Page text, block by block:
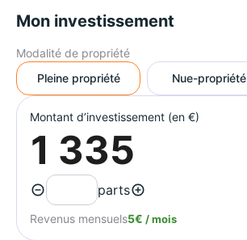
Mon investissement
Modalité de propriété
Pleine propriété
Nue-propriété
Montant d’investissement (en €)
parts
Revenus mensuels5€ / mois